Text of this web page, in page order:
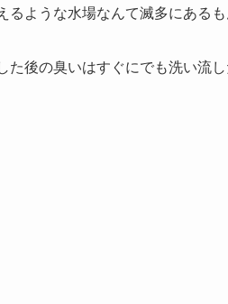
ような水場なんて滅多にあるも
た後の臭いはすぐにでも洗い流